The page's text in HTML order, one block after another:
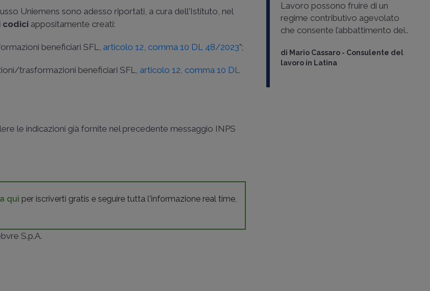
Uniemens sono adesso riportati, a cura dell'Istituto, nel
codici appositamente creati:
beneficiari SFL, articolo 12, comma 10 DL 48/2023”;
trasformazioni beneficiari SFL, articolo 12, comma 10 DL
le indicazioni già fornite nel precedente messaggio INPS
qui per iscriverti gratis e seguire tutta l'informazione real time,
S.p.A.
Lavoro possono fruire di un
regime contributivo agevolato
che consente l’abbattimento dei..
di Mario Cassaro - Consulente del
lavoro in Latina